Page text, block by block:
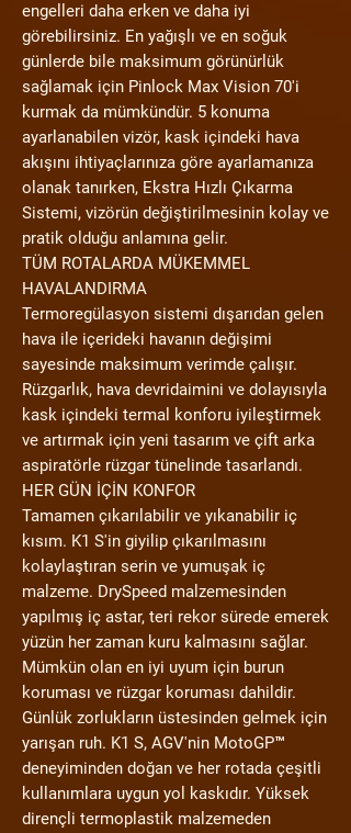
engelleri daha erken ve daha iyi
görebilirsiniz. En yağışlı ve en soğuk
günlerde bile maksimum görünürlük
sağlamak için Pinlock Max Vision 70'i
kurmak da mümkündür. 5 konuma
ayarlanabilen vizör, kask içindeki hava
akışını ihtiyaçlarınıza göre ayarlamanıza
olanak tanırken, Ekstra Hızlı Çıkarma
Sistemi, vizörün değiştirilmesinin kolay ve
pratik olduğu anlamına gelir.
TÜM ROTALARDA MÜKEMMEL
HAVALANDIRMA
Termoregülasyon sistemi dışarıdan gelen
hava ile içerideki havanın değişimi
sayesinde maksimum verimde çalışır.
Rüzgarlık, hava devridaimini ve dolayısıyla
kask içindeki termal konforu iyileştirmek
ve artırmak için yeni tasarım ve çift arka
aspiratörle rüzgar tünelinde tasarlandı.
HER GÜN İÇİN KONFOR
Tamamen çıkarılabilir ve yıkanabilir iç
kısım. K1 S'in giyilip çıkarılmasını
kolaylaştıran serin ve yumuşak iç
malzeme. DrySpeed ​​malzemesinden
yapılmış iç astar, teri rekor sürede emerek
yüzün her zaman kuru kalmasını sağlar.
Mümkün olan en iyi uyum için burun
koruması ve rüzgar koruması dahildir.
Günlük zorlukların üstesinden gelmek için
yarışan ruh. K1 S, AGV'nin MotoGP™
deneyiminden doğan ve her rotada çeşitli
kullanımlara uygun yol kaskıdır. Yüksek
dirençli termoplastik malzemeden